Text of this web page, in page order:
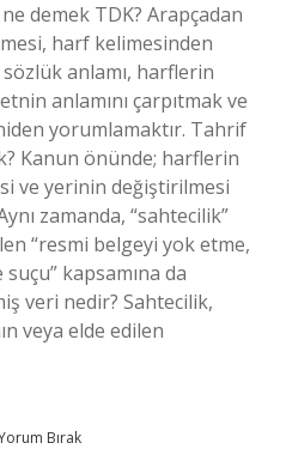
demek TDK? Arapçadan
harf kelimesinden
anlamı, harflerin
anlamını çarpıtmak ve
yorumlamaktır. Tahrif
Kanun önünde; harflerin
ve yerinin değiştirilmesi
zamanda, “sahtecilik”
“resmi belgeyi yok etme,
kapsamına da
veri nedir? Sahtecilik,
veya elde edilen
Bırak